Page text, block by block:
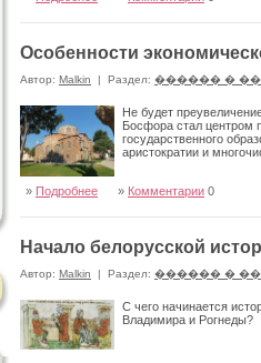
Особенности
Автор: Malkin | Раздел: ������ �
Не будет
Босфора стал центром
государственного
аристократии и
» Подробнее » Комментарии 0
Начало белорусской
Автор: Malkin | Раздел: ������ �
С чего начинается
Владимира и Рогнеды?